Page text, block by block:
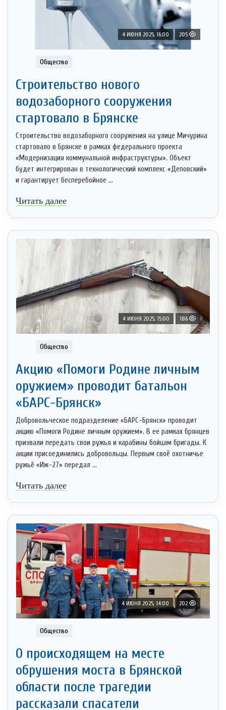
4 ИЮНЯ 2025, 16:00 205
Общество
Строительство нового
водозаборного сооружения
стартовало в Брянске
Строительство водозаборного сооружения на улице Мичурина
стартовало в Брянске в рамках федерального проекта
«Модернизация коммунальной инфраструктуры». Объект
будет интегрирован в технологический комплекс «Деповский»
и гарантирует бесперебойное ...
Читать далее
4 ИЮНЯ 2025, 15:00 186
Общество
Акцию «Помоги Родине личным
оружием» проводит батальон
«БАРС-Брянск»
Добровольческое подразделение «БАРС-Брянск» проводит
акцию «Помоги Родине личным оружием». В ее рамках брянцев
призвали передать свои ружья и карабины бойцам бригады. К
акции присоединились добровольцы. Первым своё охотничье
ружьё «Иж-27» передал ...
Читать далее
4 ИЮНЯ 2025, 14:00 202
Общество
О происходящем на месте
обрушения моста в Брянской
области после трагедии
рассказали спасатели